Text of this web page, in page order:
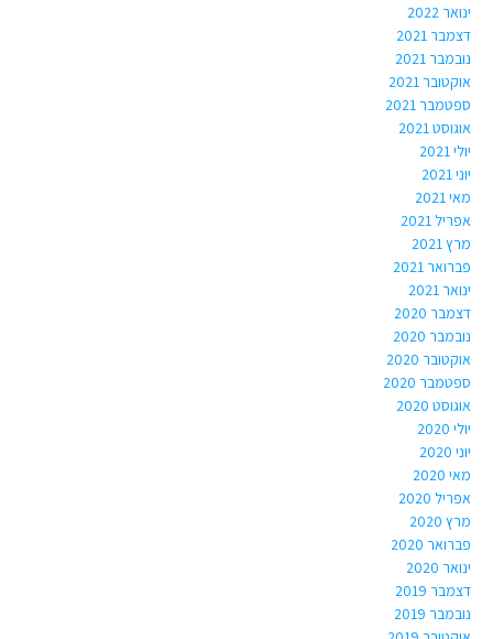
ינואר 2022
דצמבר 2021
נובמבר 2021
אוקטובר 2021
ספטמבר 2021
אוגוסט 2021
יולי 2021
יוני 2021
מאי 2021
אפריל 2021
מרץ 2021
פברואר 2021
ינואר 2021
דצמבר 2020
נובמבר 2020
אוקטובר 2020
ספטמבר 2020
אוגוסט 2020
יולי 2020
יוני 2020
מאי 2020
אפריל 2020
מרץ 2020
פברואר 2020
ינואר 2020
דצמבר 2019
נובמבר 2019